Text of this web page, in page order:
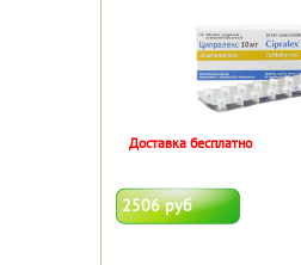
2506 руб
Доставка бесплатно